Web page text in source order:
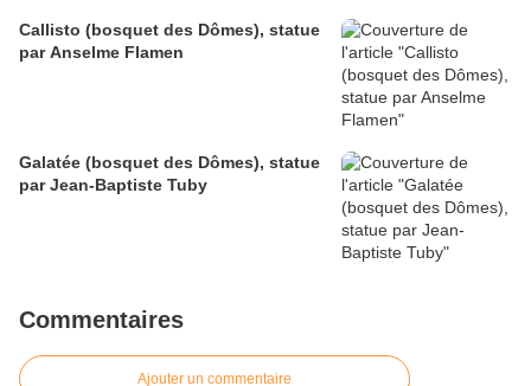
Callisto (bosquet des Dômes), statue
par Anselme Flamen
Galatée (bosquet des Dômes), statue
par Jean-Baptiste Tuby
Commentaires
Ajouter un commentaire